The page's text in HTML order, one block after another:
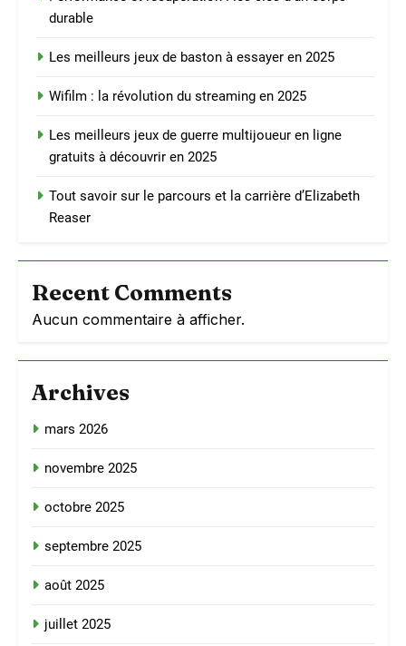
durable
Les meilleurs jeux de baston à essayer en 2025
Wifilm : la révolution du streaming en 2025
Les meilleurs jeux de guerre multijoueur en ligne
gratuits à découvrir en 2025
Tout savoir sur le parcours et la carrière d’Elizabeth
Reaser
Recent Comments
Aucun commentaire à afficher.
Archives
mars 2026
novembre 2025
octobre 2025
septembre 2025
août 2025
juillet 2025